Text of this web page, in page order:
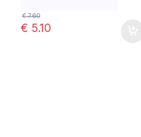
€ 5.10
€7.60